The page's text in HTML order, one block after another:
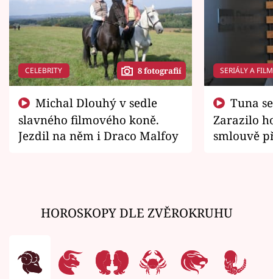
CELEBRITY 8 fotografií
slavného filmového koně.
Jezdil na něm i Draco Malfoy
SERIÁLY A
Zarazilo
smlouvě
HOROSKOPY DLE ZVĚROKRUHU